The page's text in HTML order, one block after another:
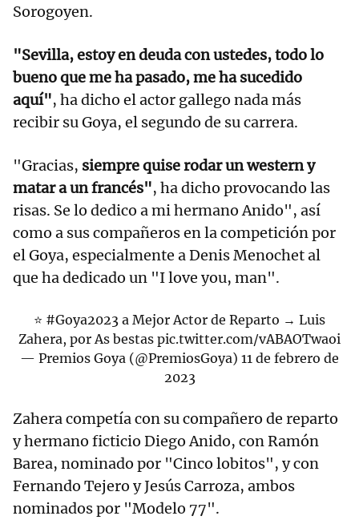
Sorogoyen.
"Sevilla, estoy en deuda con ustedes, todo lo
bueno que me ha pasado, me ha sucedido
aquí", ha dicho el actor gallego nada más
recibir su Goya, el segundo de su carrera.
"Gracias, siempre quise rodar un western y
matar a un francés", ha dicho provocando las
risas. Se lo dedico a mi hermano Anido", así
como a sus compañeros en la competición por
el Goya, especialmente a Denis Menochet al
que ha dedicado un "I love you, man".
⭐️ #Goya2023 a Mejor Actor de Reparto → Luis
Zahera, por As bestas pic.twitter.com/vABAOTwaoi
— Premios Goya (@PremiosGoya) 11 de febrero de
2023
Zahera competía con su compañero de reparto
y hermano ficticio Diego Anido, con Ramón
Barea, nominado por "Cinco lobitos", y con
Fernando Tejero y Jesús Carroza, ambos
nominados por "Modelo 77".